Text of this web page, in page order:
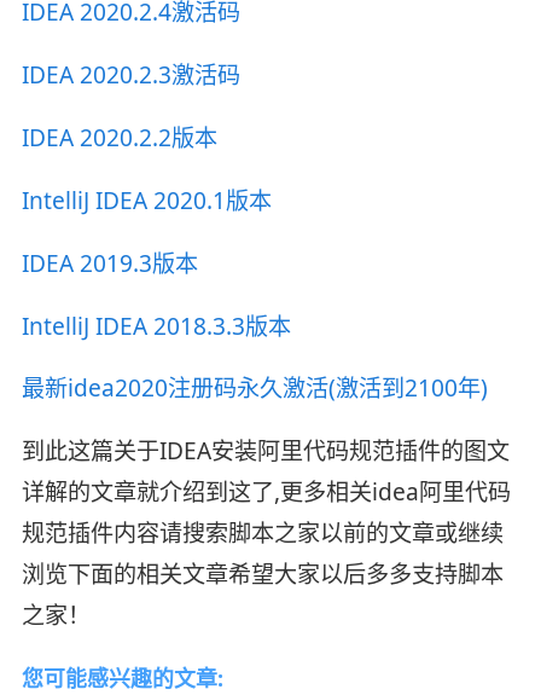
IDEA 2020.2.4激活码
IDEA 2020.2.3激活码
IDEA 2020.2.2版本
IntelliJ IDEA 2020.1版本
IDEA 2019.3版本
IntelliJ IDEA 2018.3.3版本
最新idea2020注册码永久激活(激活到2100年)
到此这篇关于IDEA安装阿里代码规范插件的图文
详解的文章就介绍到这了,更多相关idea阿里代码
规范插件内容请搜索脚本之家以前的文章或继续
浏览下面的相关文章希望大家以后多多支持脚本
之家！
您可能感兴趣的文章: